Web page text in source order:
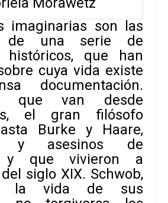
imaginarias son las
de una serie de
históricos, que han
cuya vida existe
documentación.
que van desde
el gran filósofo
Burke y Haare,
y asesinos de
y que vivieron a
siglo XIX. Schwob,
la vida de sus